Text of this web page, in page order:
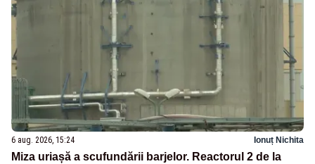
6 aug. 2026, 15:24 Ionuț Nichita
Miza uriașă a scufundării barjelor. Reactorul 2 de la